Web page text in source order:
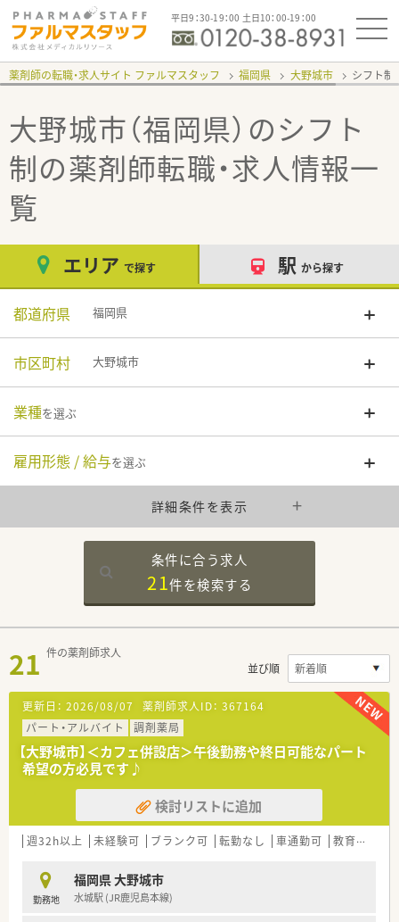
平日9：30-19：00 土日10：00-19：00
薬剤師の転職・求人サイト ファルマスタッフ 福岡県 大野城市 シフト制
大野城市（福岡県）のシフト
制の薬剤師転職・求人情報一
覧
エリア で探す 駅 から探す
都道府県 福岡県
市区町村 大野城市
業種を選ぶ
雇用形態 / 給与を選ぶ
詳細条件を表示
条件に合う求人
21件を検索する
21 件の薬剤師求人
並び順
更新日： 2026/08/07 薬剤師求人ID： 367164
パート・アルバイト
調剤薬局
【大野城市】＜カフェ併設店＞午後勤務や終日可能なパート
希望の方必見です♪
検討リストに追加
週32h以上 未経験可 ブランク可 転勤なし 車通勤可 教育制度あり
勤務地
福岡県 大野城市
水城駅 (JR鹿児島本線)